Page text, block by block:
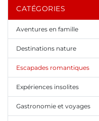
CATÉGORIES
Aventures en famille
Destinations nature
Escapades romantiques
Expériences insolites
Gastronomie et voyages